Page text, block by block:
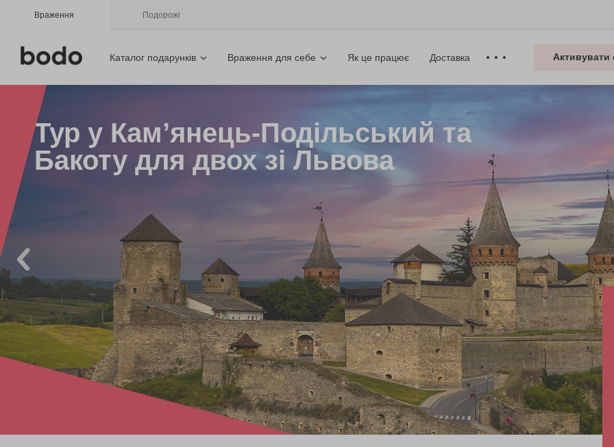
Враження Подорожі
Каталог подарунків Враження для себе Як це працює Доставка Активувати
Тур у Кам’янець-Подільський та
Бакоту для двох зі Львова